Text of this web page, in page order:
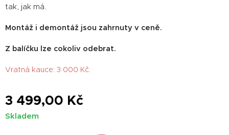
tak, jak má.
Montáž i demontáž jsou zahrnuty v ceně.
Z balíčku lze cokoliv odebrat.
Vratná kauce: 3 000 Kč.
3 499,00 Kč
Skladem